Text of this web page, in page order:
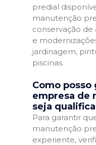
predial
manutenção
conservação
e
jardinagem,
piscinas.
Como
empresa de
seja
Para garantir
manutenção
experiente,